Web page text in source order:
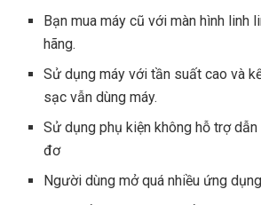
Bạn mua máy cũ với màn hình linh
hãng.
Sử dụng máy với tần suất cao và
sạc vẫn dùng máy.
Sử dụng phụ kiện không hỗ trợ dẫn
đơ
Người dùng mở quá nhiều ứng